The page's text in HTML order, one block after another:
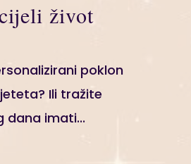
život
poklon
Ili tražite
dana imati...